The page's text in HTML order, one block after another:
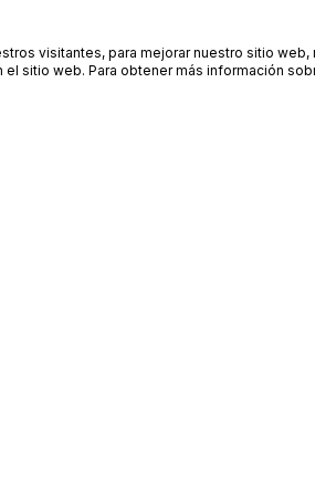
visitantes, para mejorar nuestro sitio web,
sitio web. Para obtener más información